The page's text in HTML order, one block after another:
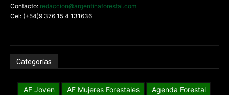
Contacto: redaccion@argentinaforestal.com
Cel: (+54)9 376 15 4 131636
Categorías
AF Joven AF Mujeres Forestales
Agenda Forestal